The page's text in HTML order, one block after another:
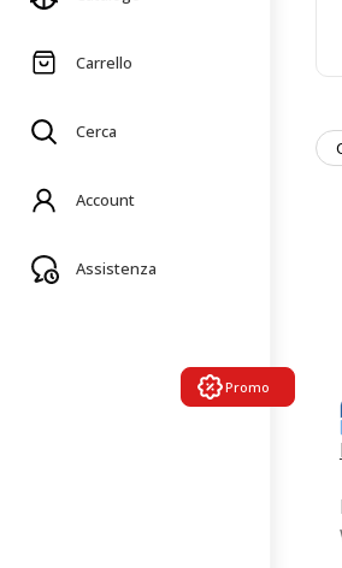
Carrello
Cerca
Account
Assistenza
Promo